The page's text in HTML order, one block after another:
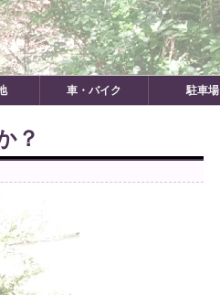
車・バイク 駐車場
？